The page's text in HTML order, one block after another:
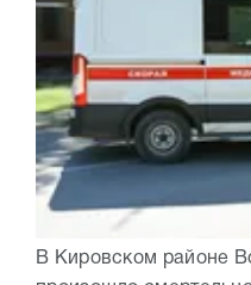
В Кировском районе